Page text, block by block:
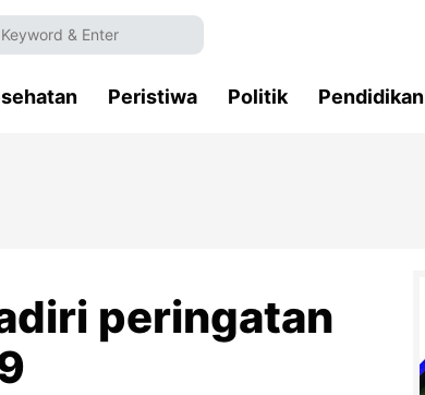
Peristiwa Politik Pendidikan
peringatan